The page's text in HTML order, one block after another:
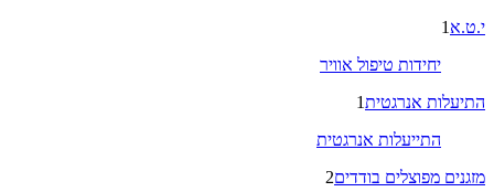
י.ט.א 1
יחידות טיפול אוויר
התיעלות אנרגטית1
התייעלות אנרגטית
מזגנים מפוצלים בודדים2